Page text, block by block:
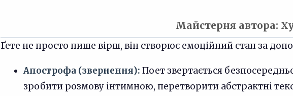
Майстерня автора:
Ґете не просто пише вірш, він створює емоційний стан за
Апострофа (звернення): Поет звертається
зробити розмову інтимною, перетворити абстрактні